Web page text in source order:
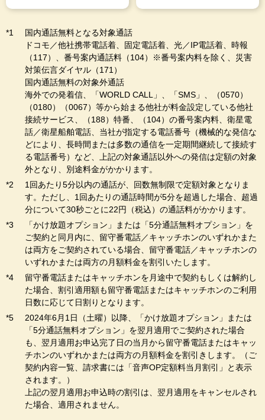
国内通話無料となる対象通話
ドコモ／他社携帯電話着、固定電話着、光／IP電話着、時報
（117）、番号案内通話料（104）※番号案内料を除く、災害
対策伝言ダイヤル（171）
国内通話無料の対象外通話
海外での発着信、「WORLD CALL」、「SMS」、（0570）
（0180）（0067）等から始まる他社が料金設定している他社
接続サービス、（188）特番、（104）の番号案内料、衛星電
話／衛星船舶電話、当社が指定する電話番号（機械的な発信な
どにより、長時間または多数の通信を一定期間継続して接続す
る電話番号）など、上記の対象通話以外への発信は定額の対象
外となり、別途料金がかかります。
1回あたり5分以内の通話が、回数無制限で定額対象となりま
す。ただし、1回あたりの通話時間が5分を超過した場合、超過
分について30秒ごとに22円（税込）の通話料がかかります。
「かけ放題オプション」または「5分通話無料オプション」を
ご契約と同月内に、留守番電話／キャッチホンのいずれかまた
は両方をご契約されている場合、留守番電話／キャッチホンの
いずれかまたは両方の月額料金を割引いたします。
留守番電話またはキャッチホンを月途中で契約もしくは解約し
た場合、割引適用額も留守番電話またはキャッチホンのご利用
日数に応じて日割りとなります。
2024年6月1日（土曜）以降、「かけ放題オプション」または
「5分通話無料オプション」を翌月適用でご契約された場合
も、翌月適用お申込完了日の当月から留守番電話またはキャッ
チホンのいずれかまたは両方の月額料金を割引きします。（ご
契約内容一覧、請求書には「音声OP定額料当月割引」と表示
されます。）
上記の翌月適用お申込時の割引は、翌月適用をキャンセルされ
た場合、適用されません。